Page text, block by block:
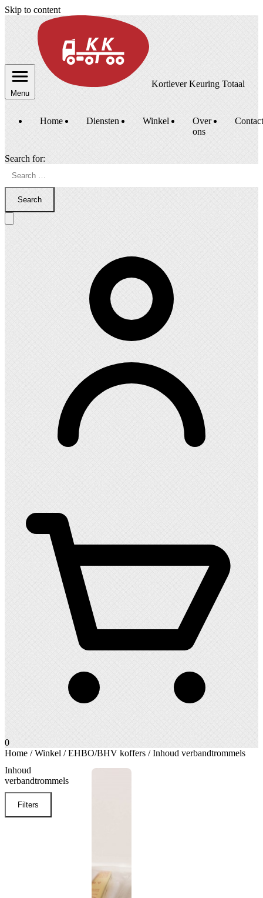
Skip to content
Menu
Kortlever Keuring Totaal
Home Diensten Winkel
Over
ons
Contact
Search for:
Search
0
Home /Winkel /EHBO/BHV koffers / Inhoud verbandtrommels
Inhoud
verbandtrommels
Filters